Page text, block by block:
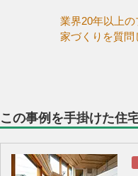
業界20年以上
家づくりを質問
この事例を手掛けた住